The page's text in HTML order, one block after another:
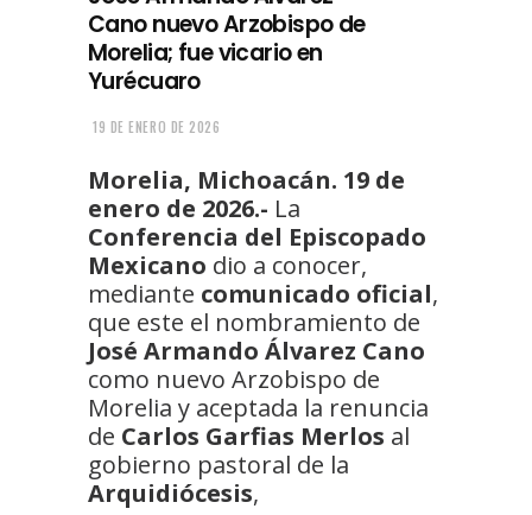
Cano nuevo Arzobispo de
Morelia; fue vicario en
Yurécuaro
19 DE ENERO DE 2026
Morelia, Michoacán. 19 de
enero de 2026.- La
Conferencia del Episcopado
Mexicano dio a conocer,
mediante comunicado oficial,
que este el nombramiento de
José Armando Álvarez Cano
como nuevo Arzobispo de
Morelia y aceptada la renuncia
de Carlos Garfias Merlos al
gobierno pastoral de la
Arquidiócesis,